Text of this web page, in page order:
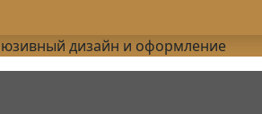
дизайн и оформление